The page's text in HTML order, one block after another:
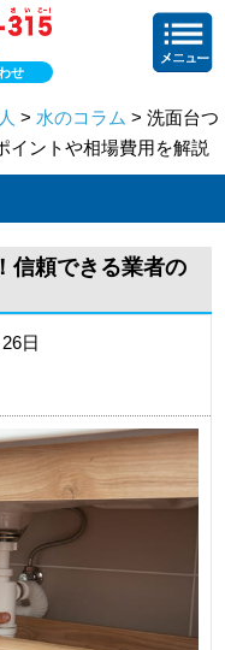
せ
> 水のコラム > 洗面台つ
イントや相場費用を解説
信頼できる業者の
日